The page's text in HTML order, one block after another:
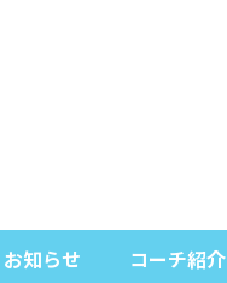
お知らせ コーチ紹介